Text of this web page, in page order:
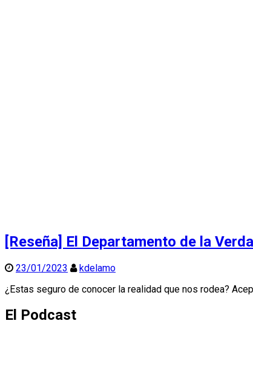
[Reseña] El Departamento de la
23/01/2023
kdelamo
¿Estas seguro de conocer la realidad que nos rodea?
El Podcast